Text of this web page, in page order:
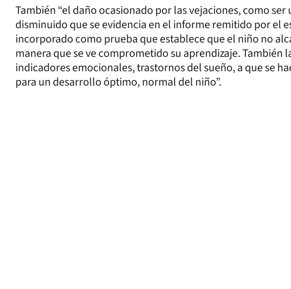
También “el daño ocasionado por las vejaciones, como
disminuido que se evidencia en el informe remitido por el
incorporado como prueba que establece que el niño no
manera que se ve comprometido su aprendizaje. También
indicadores emocionales, trastornos del sueño, a que se
para un desarrollo óptimo, normal del niño”.